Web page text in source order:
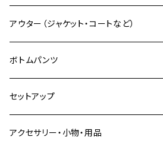
モンチッチシリーズ
ALLG（アラグ）
XLARGE（エクストララージ）
X-girl（エックスガール）
SBLM.（エスビーエムエル）
Tシャツ
長袖Tシャツ
半袖Tシャツ
シャツ
長袖シャツ
半袖シャツ
ポロ
トレーナー
アウター（ジャケット・コートなど）
ジャケット
ベスト
スカジャン
ボトムパンツ
フルレングス
ショートパンツ
セットアップ
上下セット
アクセサリー・小物・用品